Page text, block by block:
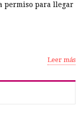
permiso para llegar
Leer más